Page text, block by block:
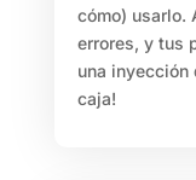
cómo) usarlo.
errores, y tus
una
caja!